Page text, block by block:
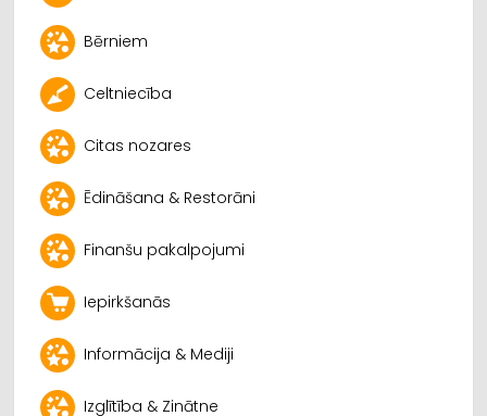
Bērniem
Celtniecība
Citas nozares
Ēdināšana & Restorāni
Finanšu pakalpojumi
Iepirkšanās
Informācija & Mediji
Izglītība & Zinātne